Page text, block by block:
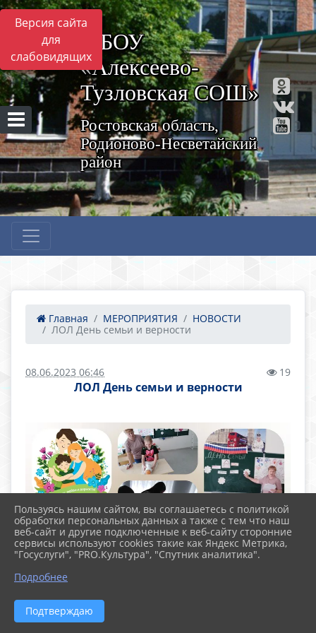
Версия сайта
для
слабовидящих
МБОУ
«Алексеево-
Тузловская СОШ»
Ростовская область,
Родионово-Несветайский
район
Главная МЕРОПРИЯТИЯ
НОВОСТИ
ЛОЛ День семьи и верности
08.06.2023 06:46 19
ЛОЛ День семьи и верности
Пользуясь нашим сайтом, вы соглашаетесь с политикой
обработки персональных данных а также с тем что наш
веб-сайт и другие подключенные к веб-сайту сторонние
сервисы используют cookies такие как Яндекс Метрика,
"Госуслуги", "PRO.Культура", "Спутник аналитика".
Подробнее
Подтверждаю